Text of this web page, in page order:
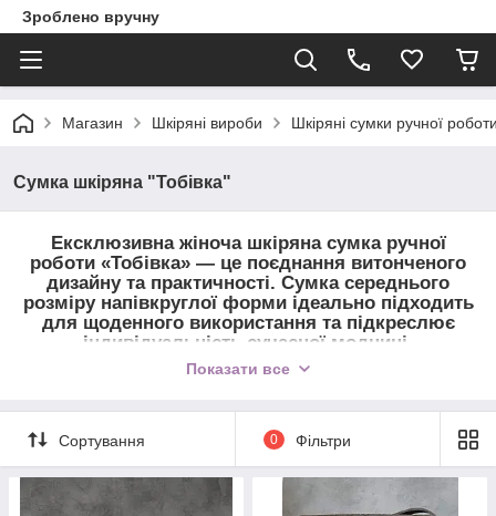
Зроблено вручну
Магазин Шкіряні вироби Шкіряні сумки ручної
Сумка шкіряна "Тобівка"
Ексклюзивна жіноча шкіряна сумка ручної
роботи «Тобівка» — це поєднання витонченого
дизайну та практичності. Сумка середнього
розміру напівкруглої формиідеально підходить
для щоденного використання та підкреслює
індивідуальність сучасної модниці
вручну з натуральної шкіри
Усередині розташованаодна кишенька на
замочку, а також кишеня під клапаном
швидкого доступу до необхідних дрібниць.
Зручний регульований плечовий ремінь
забезпечує комфортне носіння.
Показати все
Сортування 0 Фільтри